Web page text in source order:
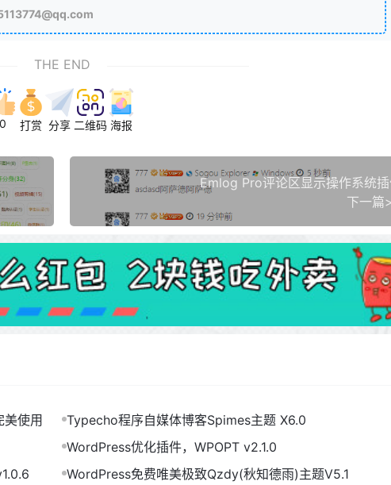
THE END
0 打赏 分享 二维码 海报
Emlog Pro评论区显示操作系统
下一篇
美使用
Typecho程序自媒体博客Spimes主题 X6.0
WordPress优化插件，WPOPT v2.1.0
WordPress免费唯美极致Qzdy(秋知德雨)主题V5.1